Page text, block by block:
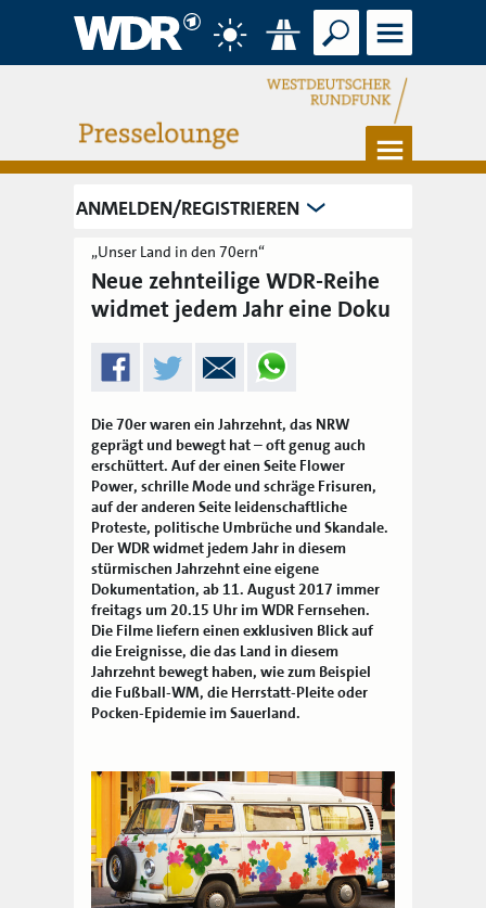
Verkehr
Suche Menü
Menü
ANMELDEN/REGISTRIEREN
„Unser Land in den 70ern“
Neue zehnteilige WDR-Reihe
widmet jedem Jahr eine Doku
Die 70er waren ein Jahrzehnt, das NRW
geprägt und bewegt hat – oft genug auch
erschüttert. Auf der einen Seite Flower
Power, schrille Mode und schräge Frisuren,
auf der anderen Seite leidenschaftliche
Proteste, politische Umbrüche und Skandale.
Der WDR widmet jedem Jahr in diesem
stürmischen Jahrzehnt eine eigene
Dokumentation, ab 11. August 2017 immer
freitags um 20.15 Uhr im WDR Fernsehen.
Die Filme liefern einen exklusiven Blick auf
die Ereignisse, die das Land in diesem
Jahrzehnt bewegt haben, wie zum Beispiel
die Fußball-WM, die Herrstatt-Pleite oder
Pocken-Epidemie im Sauerland.